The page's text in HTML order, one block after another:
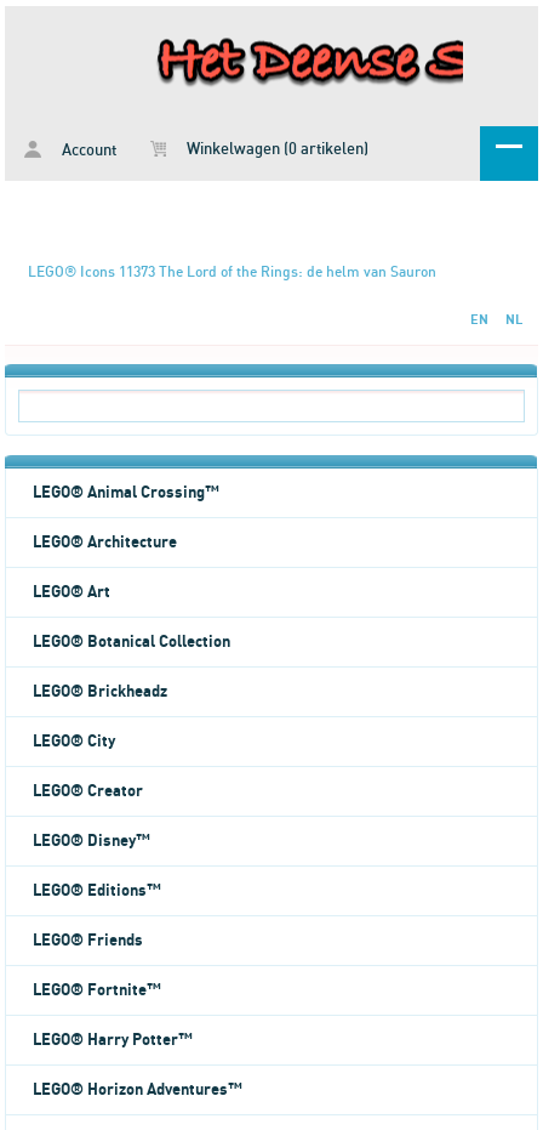
Account Winkelwagen (0 artikelen)
LEGO® Icons 11373 The Lord of the Rings: de helm van Sauron
EN NL
LEGO® Animal Crossing™
LEGO® Architecture
LEGO® Art
LEGO® Botanical Collection
LEGO® Brickheadz
LEGO® City
LEGO® Creator
LEGO® Disney™
LEGO® Editions™
LEGO® Friends
LEGO® Fortnite™
LEGO® Harry Potter™
LEGO® Horizon Adventures™